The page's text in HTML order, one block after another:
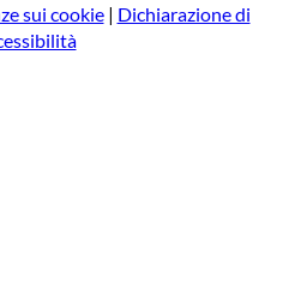
sui cookie| Dichiarazione di